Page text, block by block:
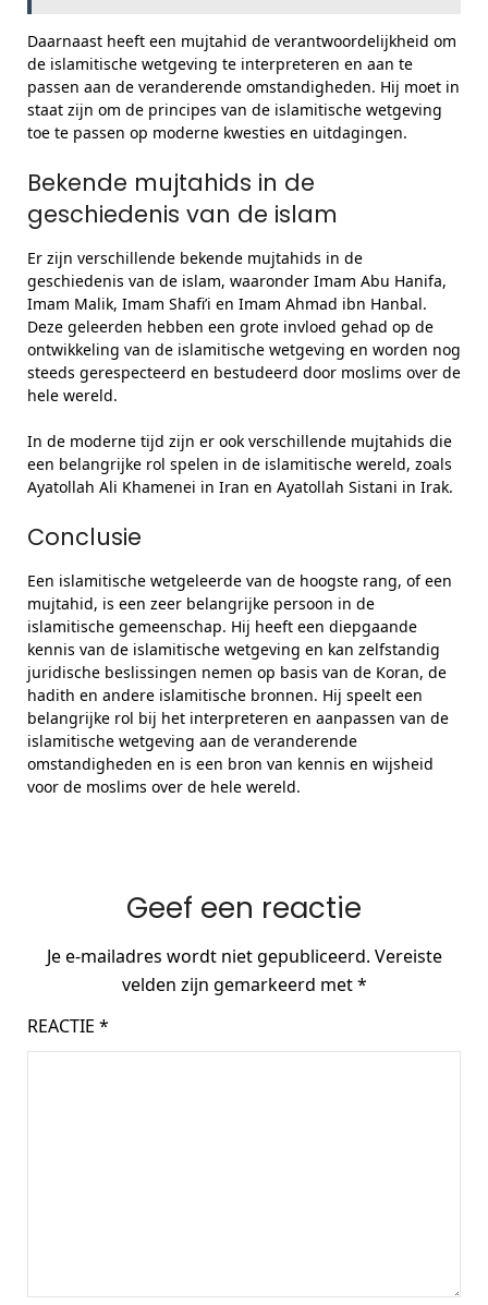
Daarnaast heeft een mujtahid de verantwoordelijkheid om
de islamitische wetgeving te interpreteren en aan te
passen aan de veranderende omstandigheden. Hij moet in
staat zijn om de principes van de islamitische wetgeving
toe te passen op moderne kwesties en uitdagingen.
Bekende mujtahids in de
geschiedenis van de islam
Er zijn verschillende bekende mujtahids in de
geschiedenis van de islam, waaronder Imam Abu Hanifa,
Imam Malik, Imam Shafi’i en Imam Ahmad ibn Hanbal.
Deze geleerden hebben een grote invloed gehad op de
ontwikkeling van de islamitische wetgeving en worden nog
steeds gerespecteerd en bestudeerd door moslims over de
hele wereld.
In de moderne tijd zijn er ook verschillende mujtahids die
een belangrijke rol spelen in de islamitische wereld, zoals
Ayatollah Ali Khamenei in Iran en Ayatollah Sistani in Irak.
Conclusie
Een islamitische wetgeleerde van de hoogste rang, of een
mujtahid, is een zeer belangrijke persoon in de
islamitische gemeenschap. Hij heeft een diepgaande
kennis van de islamitische wetgeving en kan zelfstandig
juridische beslissingen nemen op basis van de Koran, de
hadith en andere islamitische bronnen. Hij speelt een
belangrijke rol bij het interpreteren en aanpassen van de
islamitische wetgeving aan de veranderende
omstandigheden en is een bron van kennis en wijsheid
voor de moslims over de hele wereld.
Geef een reactie
Je e-mailadres wordt niet gepubliceerd. Vereiste
velden zijn gemarkeerd met*
REACTIE *